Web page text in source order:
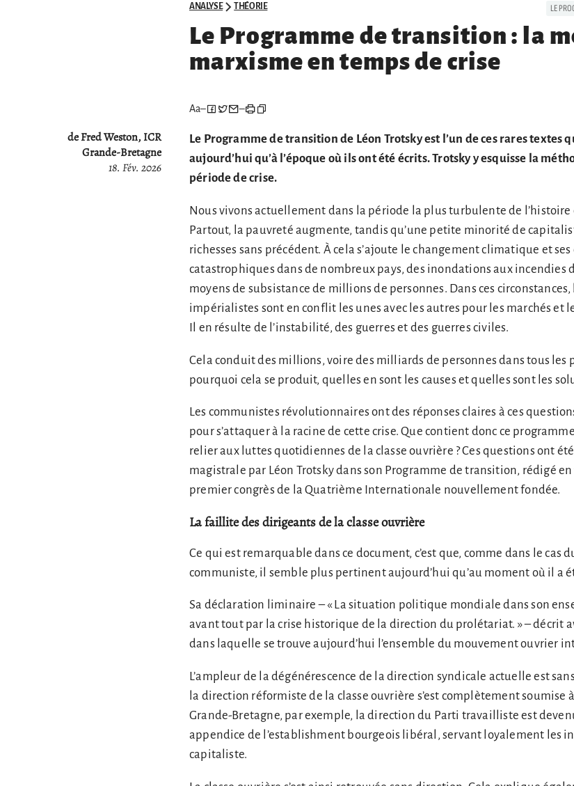
ANALYSE THÉORIE LE
Le Programme de transition : la
marxisme en temps de crise
Aa– –
de Fred Weston, ICR
Grande-Bretagne
18. Fév. 2026
Le Programme de transition de Léon Trotsky est l’un de ces rares textes
aujourd’hui qu’à l’époque où ils ont été écrits. Trotsky y esquisse la
période de crise.
Nous vivons actuellement dans la période la plus turbulente de
Partout, la pauvreté augmente, tandis qu’une petite minorité de
richesses sans précédent. À cela s’ajoute le changement climatique et
catastrophiques dans de nombreux pays, des inondations aux incendies
moyens de subsistance de millions de personnes. Dans ces circonstances,
impérialistes sont en conflit les unes avec les autres pour les marchés et
Il en résulte de l’instabilité, des guerres et des guerres civiles.
Cela conduit des millions, voire des milliards de personnes dans tous les
pourquoi cela se produit, quelles en sont les causes et quelles sont les
Les communistes révolutionnaires ont des réponses claires à ces
pour s’attaquer à la racine de cette crise. Que contient donc ce
relier aux luttes quotidiennes de la classe ouvrière ? Ces questions ont
magistrale par Léon Trotsky dans son Programme de transition, rédigé en
premier congrès de la Quatrième Internationale nouvellement fondée.
La faillite des dirigeants de la classe ouvrière
Ce qui est remarquable dans ce document, c’est que, comme dans le cas
communiste, il semble plus pertinent aujourd’hui qu’au moment où il a
Sa déclaration liminaire – « La situation politique mondiale dans son
avant tout par la crise historique de la direction du prolétariat. » – décrit
dans laquelle se trouve aujourd’hui l’ensemble du mouvement ouvrier
L’ampleur de la dégénérescence de la direction syndicale actuelle est
la direction réformiste de la classe ouvrière s’est complètement soumise
Grande-Bretagne, par exemple, la direction du Parti travailliste est
appendice de l’establishment bourgeois libéral, servant loyalement les
capitaliste.